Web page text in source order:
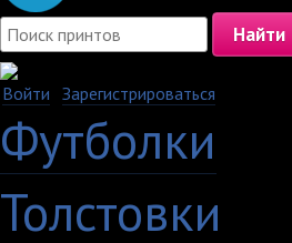
Войти Зарегистрироваться
Футболки
Толстовки